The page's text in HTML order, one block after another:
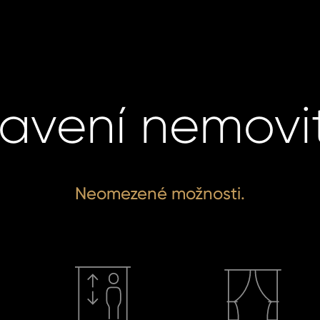
Neomezené možnosti.